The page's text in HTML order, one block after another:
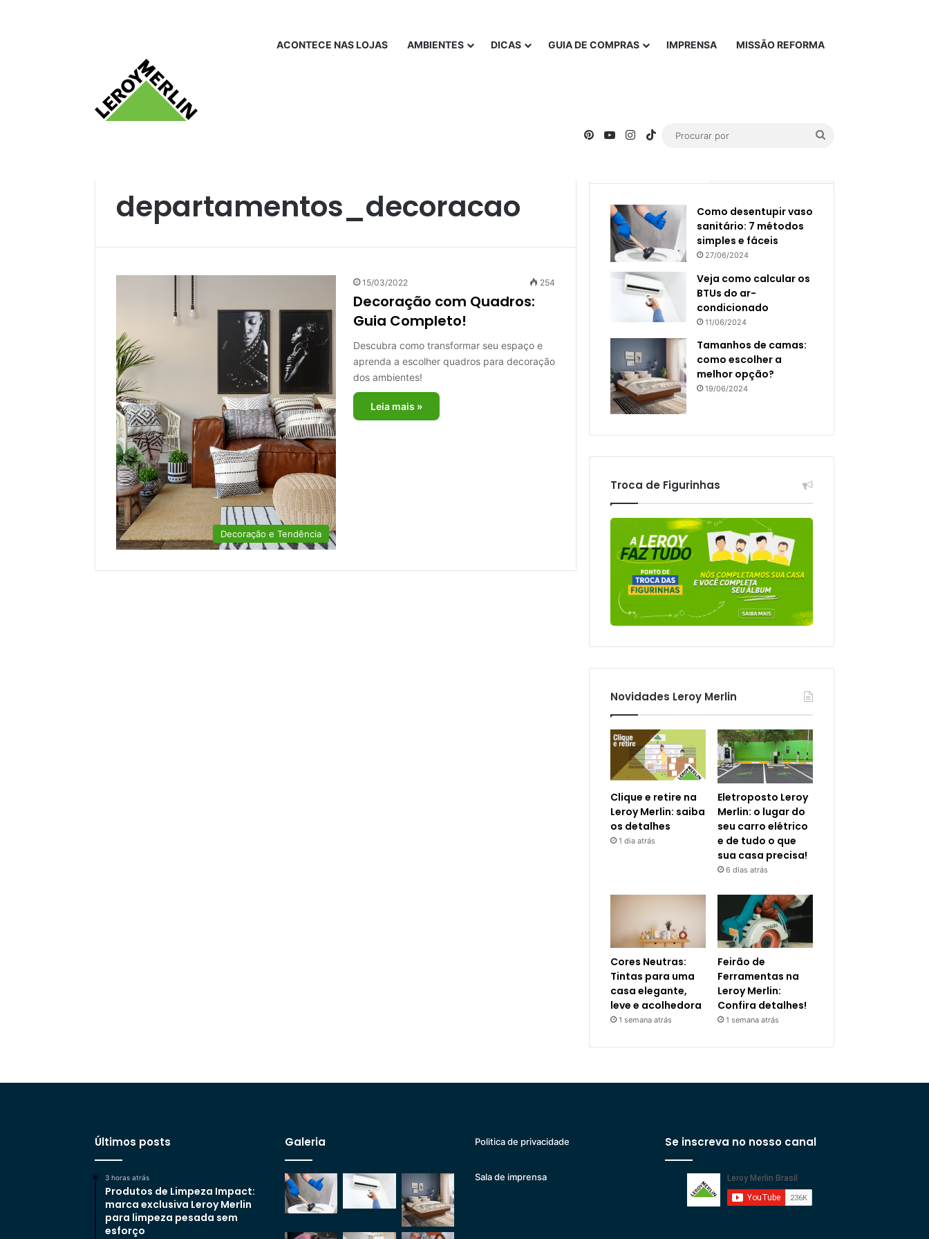
ACONTECE NAS LOJAS AMBIENTES DICAS GUIA DE COMPRAS IMPRENSA MISSÃO REFORMA
PinterestYouTubeInstagram
TikTok
departamentos_decoracao
Decoração e Tendência
15/03/2022 254
Decoração com Quadros:
Guia Completo!
Descubra como transformar seu espaço e
aprenda a escolher quadros para decoração
dos ambientes!
Leia mais »
Como desentupir vaso
sanitário: 7 métodos
simples e fáceis
27/06/2024
Veja como calcular os
BTUs do ar-
condicionado
11/06/2024
Tamanhos de camas:
como escolher a
melhor opção?
19/06/2024
Troca de Figurinhas
Novidades Leroy Merlin
Clique e retire na
Leroy Merlin: saiba
os detalhes
1 dia atrás
Eletroposto Leroy
Merlin: o lugar do
seu carro elétrico
e de tudo o que
sua casa precisa!
6 dias atrás
Cores Neutras:
Tintas para uma
casa elegante,
leve e acolhedora
1 semana atrás
Feirão de
Ferramentas na
Leroy Merlin:
Confira detalhes!
1 semana atrás
Últimos posts
3 horas atrás
Produtos de Limpeza Impact:
marca exclusiva Leroy Merlin
para limpeza pesada sem
esforço
Galeria Politica de privacidade
Sala de imprensa
Se inscreva no nosso canal